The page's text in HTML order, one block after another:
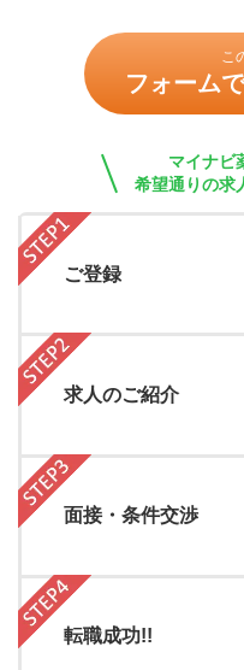
こ
フォーム
マイナビ
希望通りの求
ご登録
求人のご紹介
面接・条件交渉
転職成功!!